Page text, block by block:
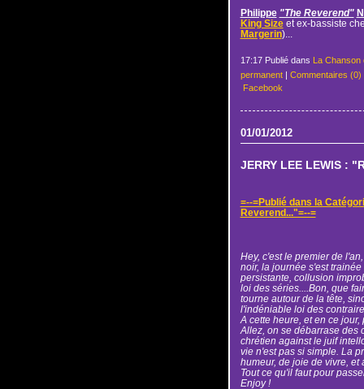
Philippe "The Reverend"
King Sizeet ex-bassiste
Margerin)...
17:17 Publié dans La Chanson
permanent| Commentaires (0)
Facebook
01/01/2012
JERRY LEE LEWIS :
=--=Publié dans la
Reverend..."=--=
Hey, c'est le premier de
noir, la journée s'est
persistante, collusion
loi des séries....Bon, que
tourne autour de la tête,
l'indéniable loi des
A cette heure, et en ce
Allez, on se débarrase des
chrétien against le juif
vie n'est pas si simple. La
humeur, de joie de vivre, et
Tout ce qu'il faut pour
Enjoy !